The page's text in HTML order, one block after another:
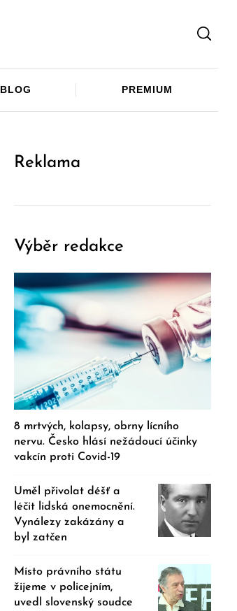
BLOG PREMIUM
Reklama
Výběr redakce
8 mrtvých, kolapsy, obrny lícního
nervu. Česko hlásí nežádoucí účinky
vakcín proti Covid-19
Uměl přivolat déšť a
léčit lidská onemocnění.
Vynálezy zakázány a
byl zatčen
Místo právního státu
žijeme v policejním,
uvedl slovenský soudce